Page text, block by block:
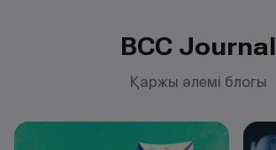
BCC Journal
Қаржы әлемі блогы